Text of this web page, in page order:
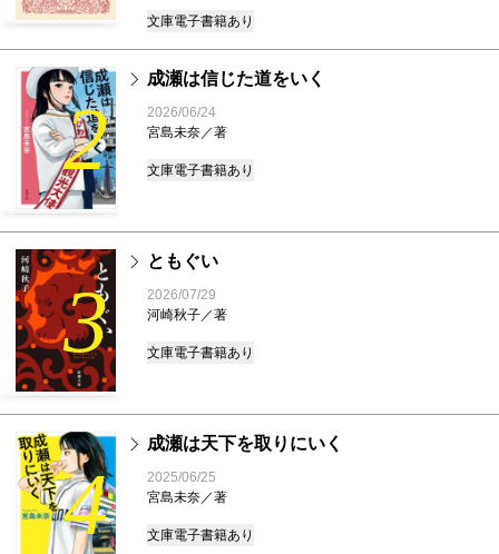
文庫電子書籍あり
2
成瀬は信じた道をいく
2026/06/24
宮島未奈／著
文庫電子書籍あり
3
ともぐい
2026/07/29
河崎秋子／著
文庫電子書籍あり
4
成瀬は天下を取りにいく
2025/06/25
宮島未奈／著
文庫電子書籍あり